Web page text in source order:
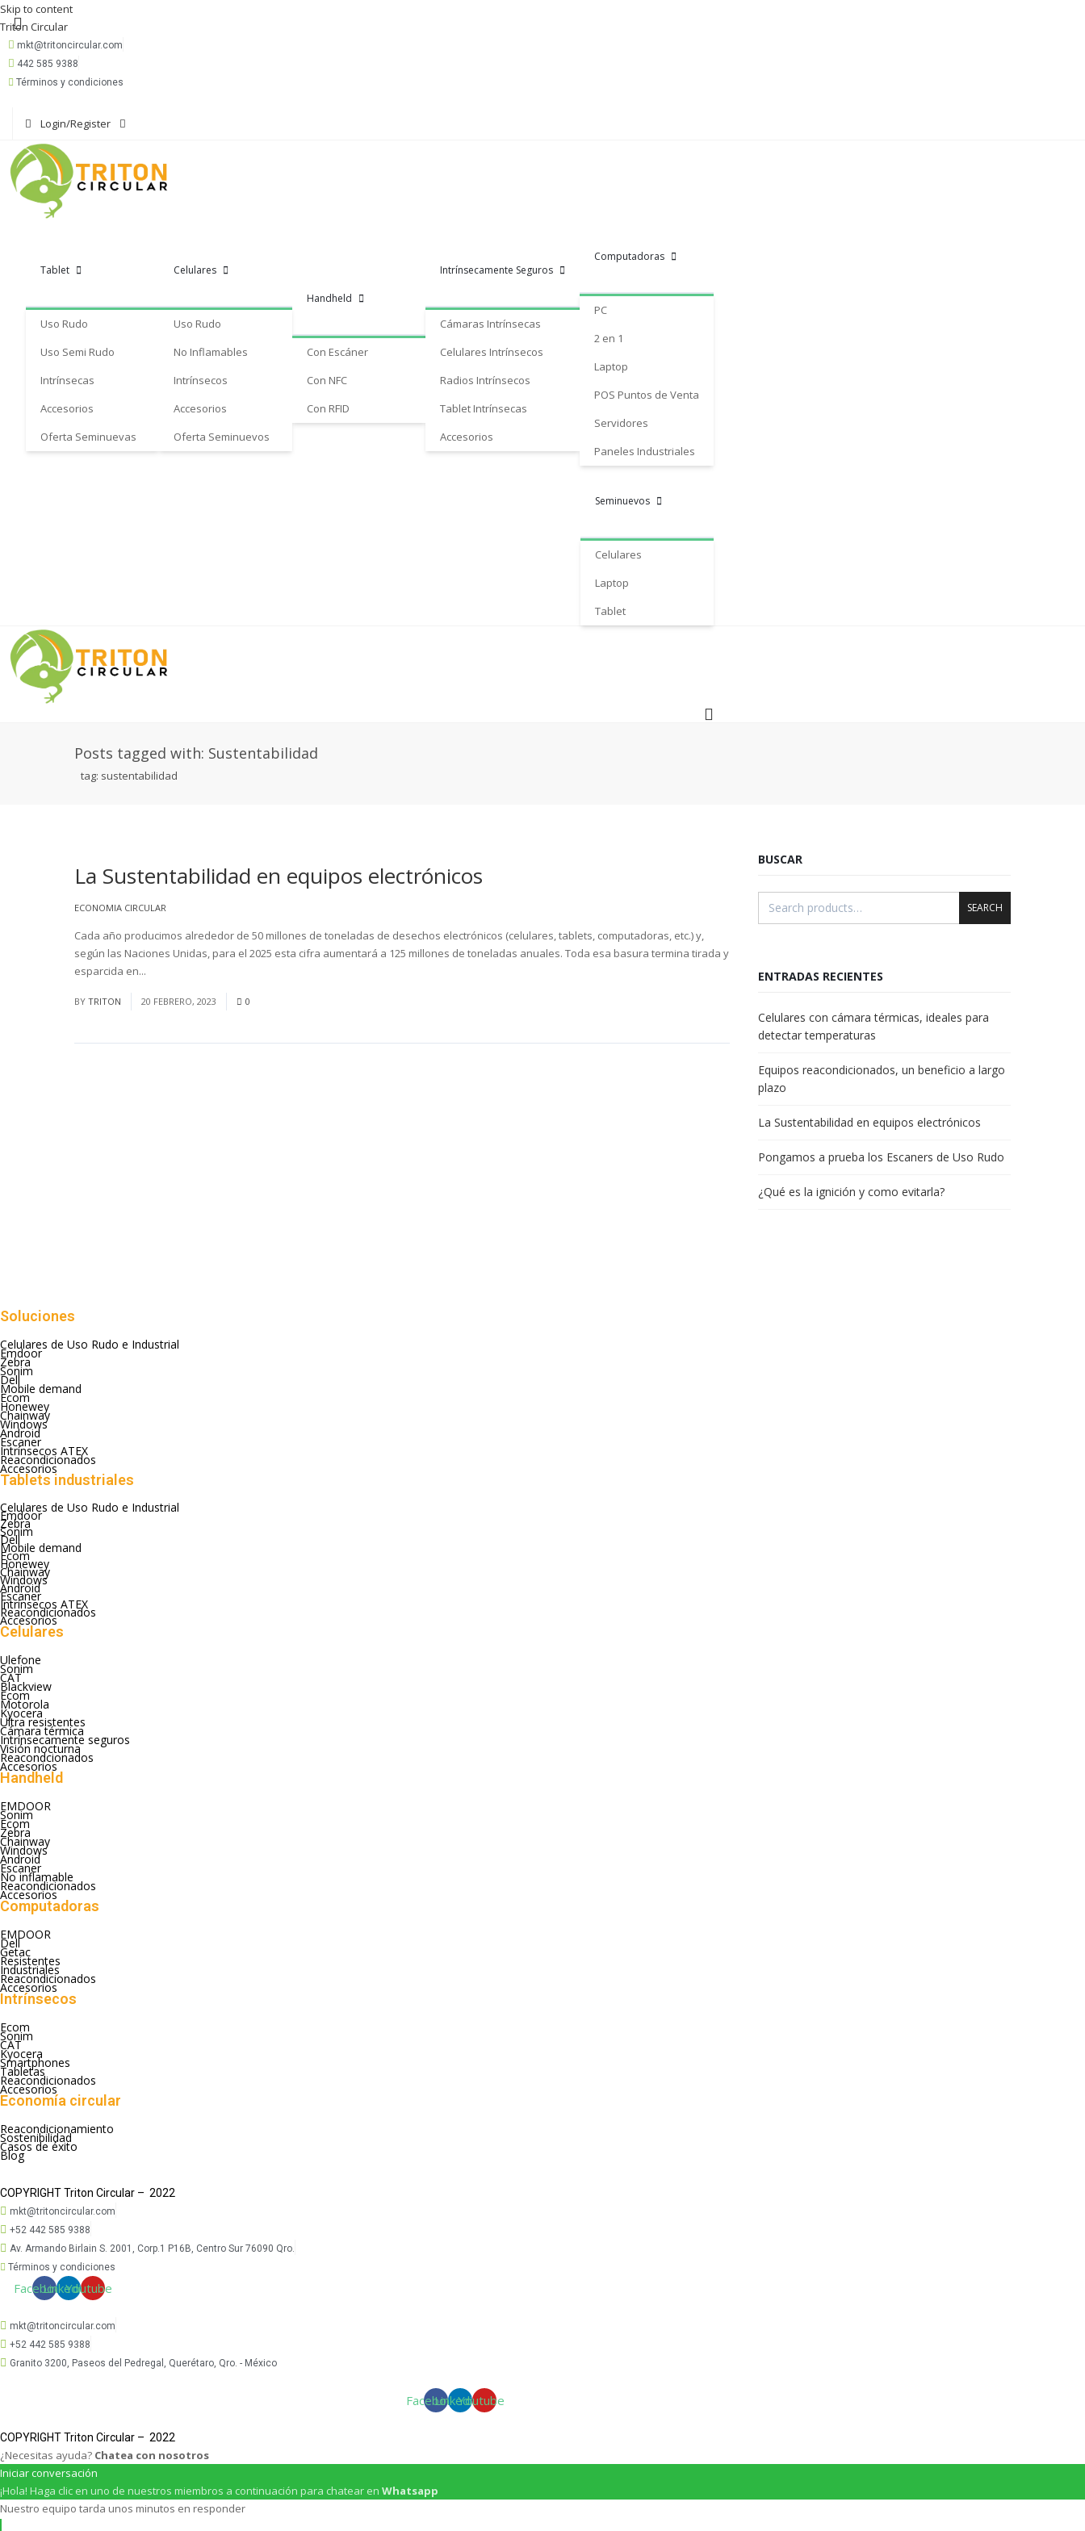
Skip to content
Triton Circular
mkt@tritoncircular.com
442 585 9388
Términos y condiciones
Login/Register
Tablet
Uso Rudo
Uso Semi Rudo
Intrínsecas
Accesorios
Oferta Seminuevas
Celulares
Uso Rudo
No Inflamables
Intrínsecos
Accesorios
Oferta Seminuevos
Handheld
Con Escáner
Con NFC
Con RFID
Intrínsecamente Seguros
Cámaras Intrínsecas
Celulares Intrínsecos
Radios Intrínsecos
Tablet Intrínsecas
Accesorios
Computadoras
PC
2 en 1
Laptop
POS Puntos de Venta
Servidores
Paneles Industriales
Seminuevos
Celulares
Laptop
Tablet
Posts tagged with: Sustentabilidad
tag: sustentabilidad
ECONOMIA CIRCULAR
La Sustentabilidad en equipos electrónicos
Cada año producimos alrededor de 50 millones de toneladas de desechos electrónicos (celulares, tablets, computadoras, etc.) y,
según las Naciones Unidas, para el 2025 esta cifra aumentará a 125 millones de toneladas anuales. Toda esa basura termina tirada y
esparcida en...
BY TRITON 20 FEBRERO, 2023 0
BUSCAR
SEARCH
ENTRADAS RECIENTES
Celulares con cámara térmicas, ideales para
detectar temperaturas
Equipos reacondicionados, un beneficio a largo
plazo
La Sustentabilidad en equipos electrónicos
Pongamos a prueba los Escaners de Uso Rudo
¿Qué es la ignición y como evitarla?
Soluciones
Celulares de Uso Rudo e Industrial
Emdoor
Zebra
Sonim
Dell
Mobile demand
Ecom
Honewey
Chainway
Windows
Android
Escaner
Intrínsecos ATEX
Reacondicionados
Accesorios
Tablets industriales
Celulares de Uso Rudo e Industrial
Emdoor
Zebra
Sonim
Dell
Mobile demand
Ecom
Honewey
Chainway
Windows
Android
Escaner
Intrínsecos ATEX
Reacondicionados
Accesorios
Celulares
Ulefone
Sonim
CAT
Blackview
Ecom
Motorola
Kyocera
Ultra resistentes
Cámara térmica
Intrínsecamente seguros
Visión nocturna
Reacondcionados
Accesorios
Handheld
EMDOOR
Sonim
Ecom
Zebra
Chainway
Windows
Android
Escaner
No inflamable
Reacondicionados
Accesorios
Computadoras
EMDOOR
Dell
Getac
Resistentes
Industriales
Reacondicionados
Accesorios
Intrínsecos
Ecom
Sonim
CAT
Kyocera
Smartphones
Tabletas
Reacondicionados
Accesorios
Economía circular
Reacondicionamiento
Sostenibilidad
Casos de éxito
Blog
COPYRIGHT Triton Circular – 2022
mkt@tritoncircular.com
+52 442 585 9388
Av. Armando Birlain S. 2001, Corp.1 P16B, Centro Sur 76090 Qro.
Términos y condiciones
Facebook
LinkedinYoutube
mkt@tritoncircular.com
+52 442 585 9388
Granito 3200, Paseos del Pedregal, Querétaro, Qro. - México
Facebook
LinkedinYoutube
COPYRIGHT Triton Circular – 2022
¿Necesitas ayuda? Chatea con nosotros
Iniciar conversación
¡Hola! Haga clic en uno de nuestros miembros a continuación para chatear en Whatsapp
Nuestro equipo tarda unos minutos en responder